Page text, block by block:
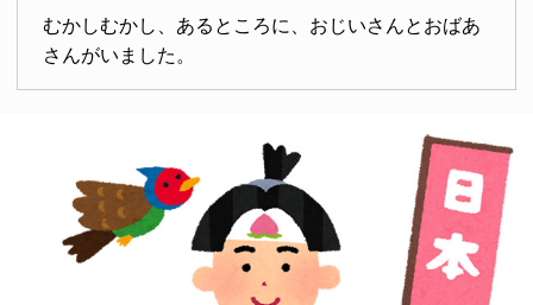
むかしむかし、あるところに、おじいさんとおばあ
さんがいました。